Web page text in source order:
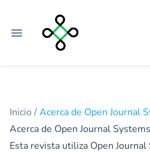
Inicio /Acerca de Open Journal
Acerca de Open Journal Systems
Esta revista utiliza Open